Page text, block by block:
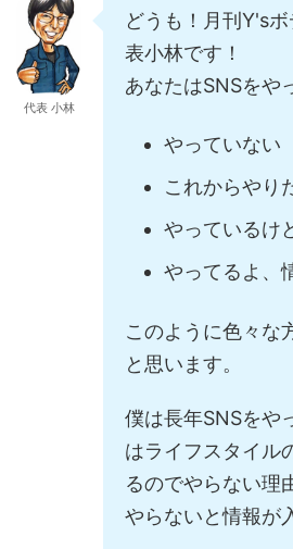
代表 小林
どうも！月刊Y's
表小林です！
あなたはSNSをや
やっていない
これからやり
やっているけ
やってるよ、
このように色々な
と思います。
僕は長年SNSをや
はライフスタイル
るのでやらない理
やらないと情報が